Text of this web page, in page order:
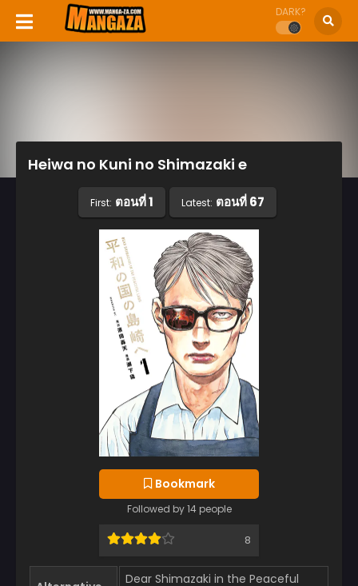
DARK?
Heiwa no Kuni no Shimazaki e
First: ตอนที่ 1 Latest: ตอนที่ 67
Bookmark
Followed by 14 people
8
Dear Shimazaki in the Peaceful